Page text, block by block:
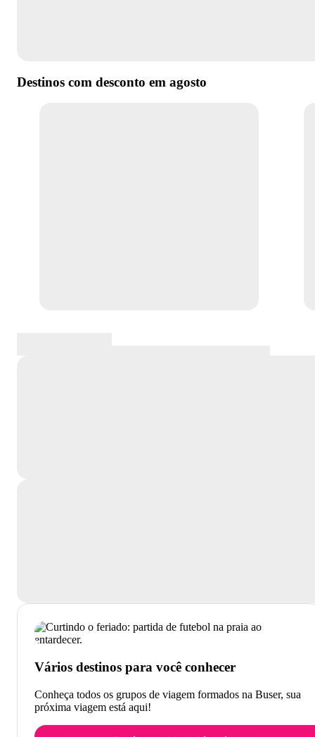
Destinos com desconto em agosto
Vários destinos para você conhecer
Conheça todos os grupos de viagem formados na Buser, sua
próxima viagem está aqui!